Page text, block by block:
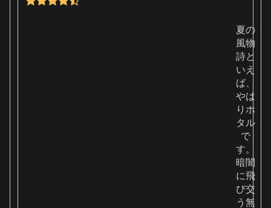
夏の
風物
詩と
いえ
ば、
やは
りホ
タル
で
す。
暗闇
に飛
び交
う無